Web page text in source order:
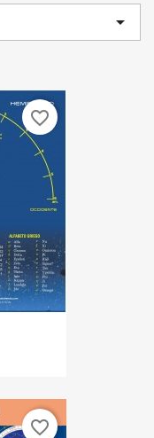

favorite_border
favorite_border